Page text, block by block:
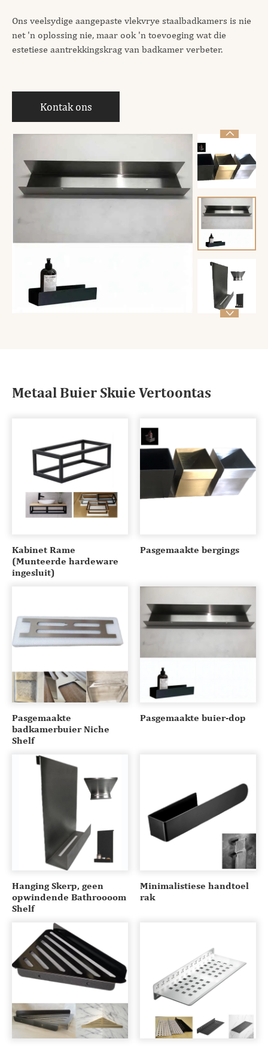
Ons veelsydige aangepaste vlekvrye staalbadkamers is nie
net 'n oplossing nie, maar ook 'n toevoeging wat die
estetiese aantrekkingskrag van badkamer verbeter.
Kontak ons


Metaal Buier Skuie Vertoontas
Kabinet Rame
(Munteerde hardeware
ingesluit)
Pasgemaakte bergings
Pasgemaakte
badkamerbuier Niche
Shelf
Pasgemaakte buier-dop
Hanging Skerp, geen
opwindende Bathroooom
Shelf
Minimalistiese handtoel
rak